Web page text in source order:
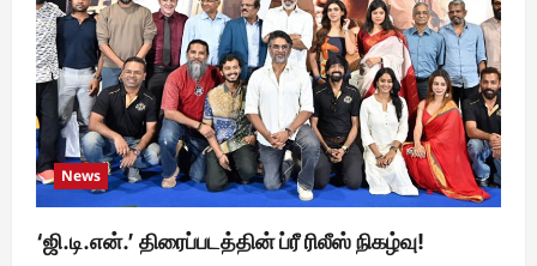
News
‘ஜி.டி.என்.’ திரைப்படத்தின் ப்ரீ ரிலீஸ் நிகழ்வு!